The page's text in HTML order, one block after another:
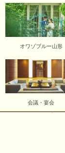
オワゾブルー山形
会議・宴会